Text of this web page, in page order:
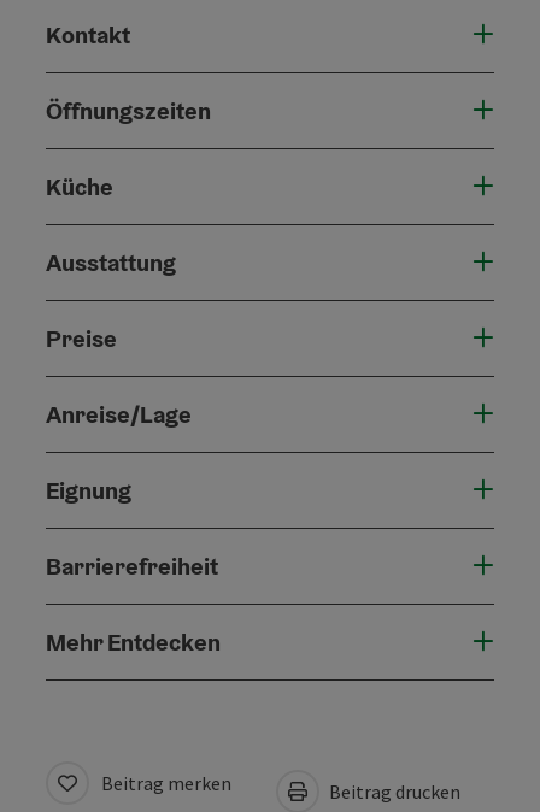
Kontakt
Öffnungszeiten
Küche
Ausstattung
Preise
Anreise/Lage
Eignung
Barrierefreiheit
Mehr Entdecken
Beitrag merken Beitrag drucken